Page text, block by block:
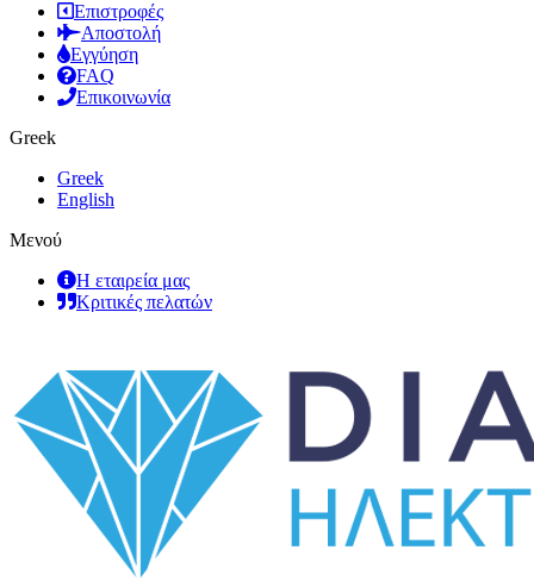
Επιστροφές
Αποστολή
Εγγύηση
FAQ
Επικοινωνία
Greek
Greek
English
Μενού
Η εταιρεία μας
Κριτικές πελατών